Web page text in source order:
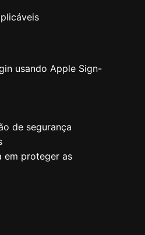
usando Apple Sign-
de segurança
em proteger as